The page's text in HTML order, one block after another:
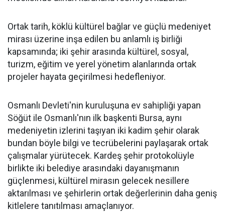
Ortak tarih, köklü kültürel bağlar ve güçlü medeniyet
mirası üzerine inşa edilen bu anlamlı iş birliği
kapsamında; iki şehir arasında kültürel, sosyal,
turizm, eğitim ve yerel yönetim alanlarında ortak
projeler hayata geçirilmesi hedefleniyor.
Osmanlı Devleti'nin kuruluşuna ev sahipliği yapan
Söğüt ile Osmanlı'nın ilk başkenti Bursa, aynı
medeniyetin izlerini taşıyan iki kadim şehir olarak
bundan böyle bilgi ve tecrübelerini paylaşarak ortak
çalışmalar yürütecek. Kardeş şehir protokolüyle
birlikte iki belediye arasındaki dayanışmanın
güçlenmesi, kültürel mirasın gelecek nesillere
aktarılması ve şehirlerin ortak değerlerinin daha geniş
kitlelere tanıtılması amaçlanıyor.